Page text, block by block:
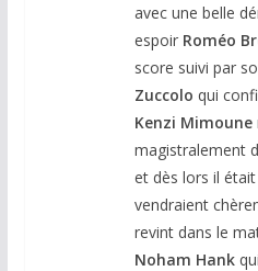
avec une belle
espoir Roméo
score suivi par
Zuccolo qui
Kenzi Mimoune
magistralement
et dès lors il
vendraient
revint dans le
Noham Hank